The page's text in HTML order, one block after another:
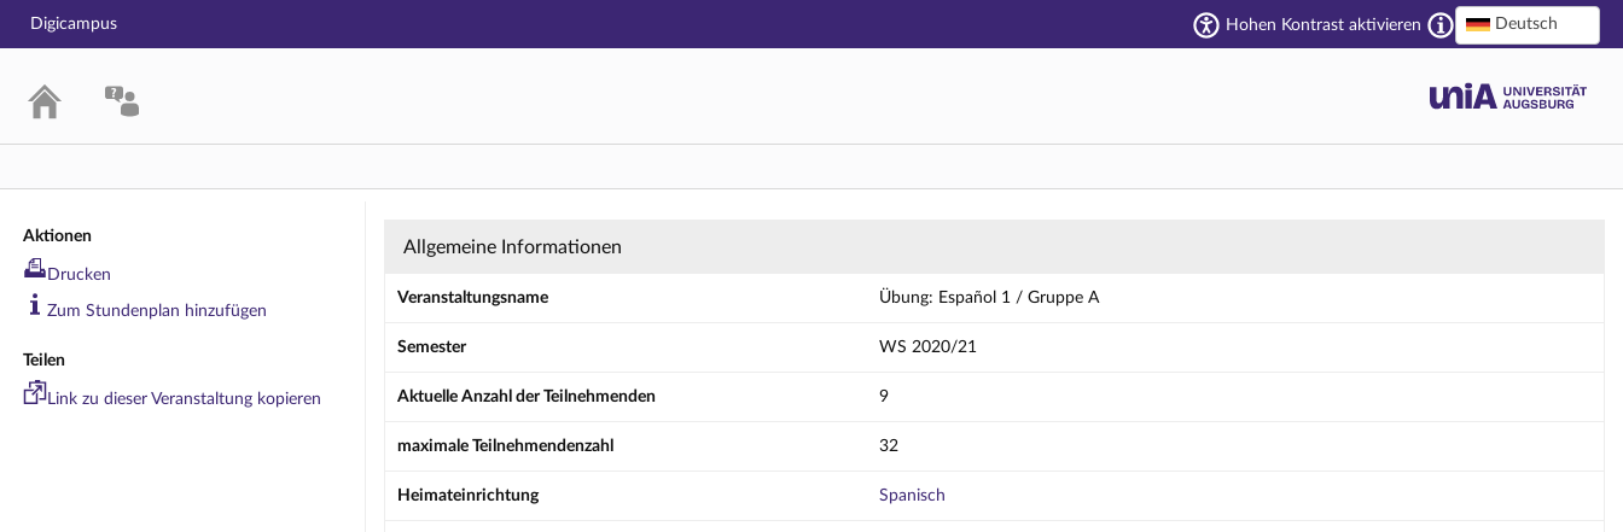
Hauptnavigation
Digicampus Hohen Kontrast aktivieren Deutsch
Aktionen
Drucken
Zum Stundenplan hinzufügen
Teilen
Link zu dieser Veranstaltung kopieren
Übung: Español 1 / Gruppe A - Details
Allgemeine Informationen
Veranstaltungsname Übung: Español 1 / Gruppe A
Semester WS 2020/21
Aktuelle Anzahl der Teilnehmenden 9
maximale Teilnehmendenzahl 32
Heimateinrichtung Spanisch